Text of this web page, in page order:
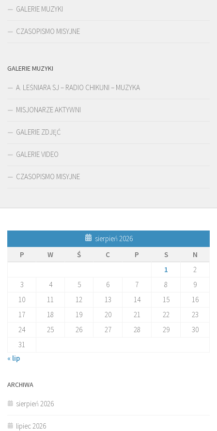
GALERIE MUZYKI
CZASOPISMO MISYJNE
GALERIE MUZYKI
A. LEŚNIARA SJ – RADIO CHIKUNI – MUZYKA
MISJONARZE AKTYWNI
GALERIE ZDJĘĆ
GALERIE VIDEO
CZASOPISMO MISYJNE
sierpień 2026
P
W Ś C P S
N
1
2
3
4 5 6 7 8
9
10
11 12 13 14 15
16
17
18 19 20 21 22
23
24
25 26 27 28 29
30
31
« lip
ARCHIWA
sierpień 2026
lipiec 2026